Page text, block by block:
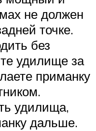
не должен
точке.
без
удилище за
приманку
удилища,
дальше.